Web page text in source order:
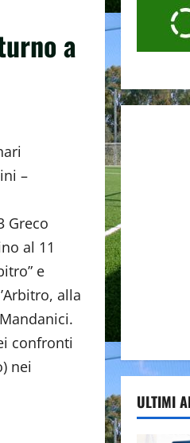
a
–
Greco
al 11
e
alla
confronti
nei
ULTIMI